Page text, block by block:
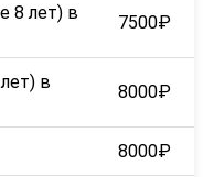
8 лет) в
7500₽
в
8000₽
8000₽